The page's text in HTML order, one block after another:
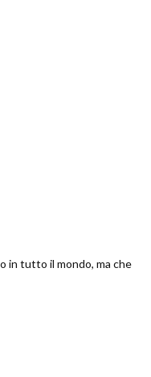
in tutto il mondo, ma che